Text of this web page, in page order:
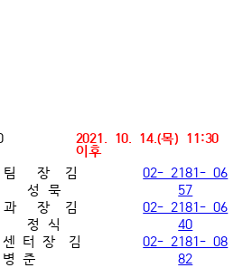
2021. 10. 14.(목) 11:30
이후
팀 장김
성 묵
과 장김
정 식
센 터 장 김
병 준
02- 2181- 06
57
02- 2181- 06
40
02- 2181- 08
82